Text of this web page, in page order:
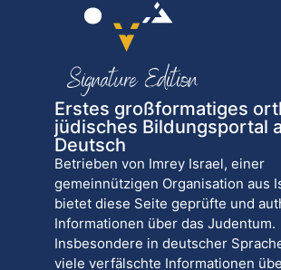
Erstes großformatiges
jüdisches Bildungsportal
Deutsch
Betrieben von Imrey Israel, einer
gemeinnützigen Organisation aus
bietet diese Seite geprüfte und
Informationen über das Judentum.
Insbesondere in deutscher
viele verfälschte Informationen